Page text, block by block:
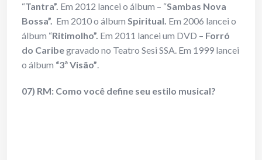
“Tantra”. Em 2012 lancei o álbum – “Sambas Nova
Bossa”. Em 2010 o álbum Spiritual. Em 2006 lancei o
álbum “Ritimolho”. Em 2011 lancei um DVD – Forró
do Caribegravado no Teatro Sesi SSA. Em 1999 lancei
o álbum “3ª Visão”.
07) RM: Como você define seu estilo musical?